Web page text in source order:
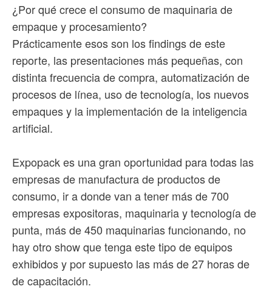
¿Por qué crece el consumo de maquinaria de
empaque y procesamiento?
Prácticamente esos son los findings de este
reporte, las presentaciones más pequeñas, con
distinta frecuencia de compra, automatización de
procesos de línea, uso de tecnología, los nuevos
empaques y la implementación de la inteligencia
artificial.
Expopack es una gran oportunidad para todas las
empresas de manufactura de productos de
consumo, ir a donde van a tener más de 700
empresas expositoras, maquinaria y tecnología de
punta, más de 450 maquinarias funcionando, no
hay otro show que tenga este tipo de equipos
exhibidos y por supuesto las más de 27 horas de
de capacitación.